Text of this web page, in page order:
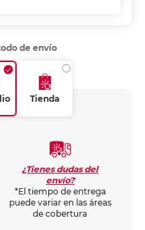
de envío
Tienda
¿Tienes dudas del
envío?
*El tiempo de entrega
puede variar en las áreas
de cobertura